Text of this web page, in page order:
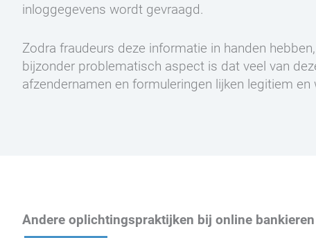
inloggegevens wordt gevraagd.
Zodra fraudeurs deze informatie in handen
bijzonder problematisch aspect is dat veel van
afzendernamen en formuleringen lijken legitiem en
Andere oplichtingspraktijken bij online bankieren